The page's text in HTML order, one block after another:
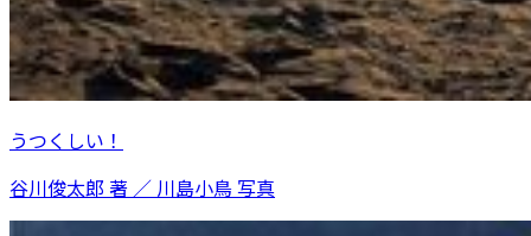
うつくしい！
谷川俊太郎 著 ／ 川島小鳥 写真